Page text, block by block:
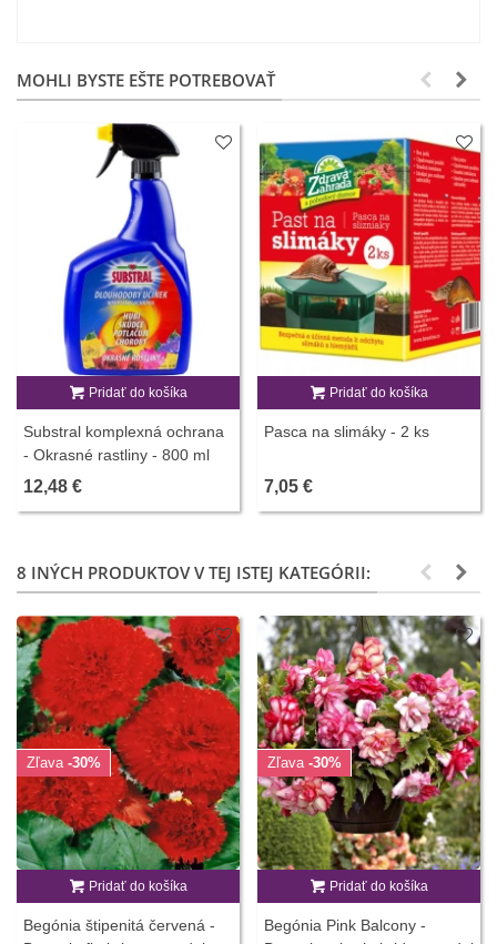
MOHLI BYSTE EŠTE POTREBOVAŤ
Pridať do košíka
Substral komplexná ochrana
- Okrasné rastliny - 800 ml
12,48 €
Pridať do košíka
Pasca na slimáky - 2 ks
7,05 €
8 INÝCH PRODUKTOV V TEJ ISTEJ KATEGÓRII:
Zľava -30%
Pridať do košíka
Begónia štipenitá červená -
Zľava -30%
Pridať do košíka
Begónia Pink Balcony -